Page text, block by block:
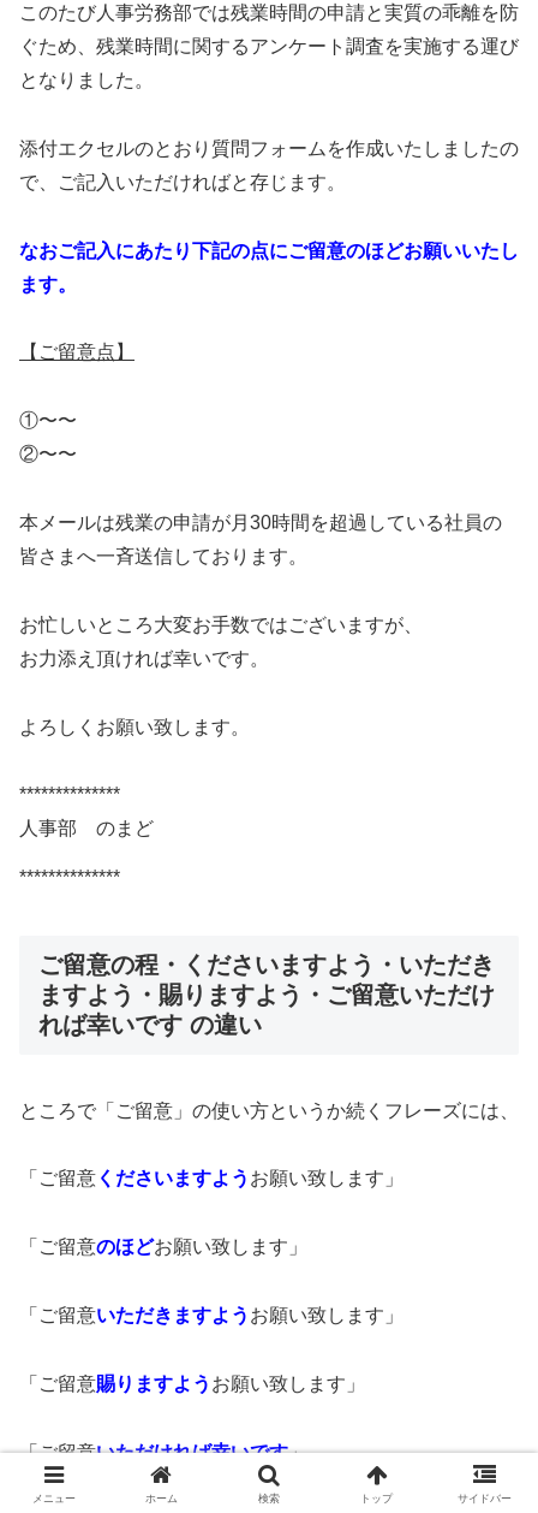
このたび人事労務部では残業時間の申請と実質の乖離を防
ぐため、残業時間に関するアンケート調査を実施する運び
となりました。
添付エクセルのとおり質問フォームを作成いたしましたの
で、ご記入いただければと存じます。
なおご記入にあたり下記の点にご留意のほどお願いいたし
ます。
【ご留意点】
①〜〜
②〜〜
本メールは残業の申請が月30時間を超過している社員の
皆さまへ一斉送信しております。
お忙しいところ大変お手数ではございますが、
お力添え頂ければ幸いです。
よろしくお願い致します。
**************
人事部 のまど
**************
ご留意の程・くださいますよう・いただき
ますよう・賜りますよう・ご留意いただけ
れば幸いです の違い
ところで「ご留意」の使い方というか続くフレーズには、
「ご留意 くださいますよう お願い致します」
「ご留意のほどお願い致します」
「ご留意いただきますよう お願い致します」
「ご留意賜り ますよう お願い致します」
「ご留意いただければ幸いです」
メニュー ホーム 検索 トップ サイドバー